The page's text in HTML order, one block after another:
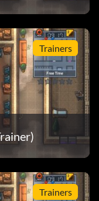
Trainers
Trainers